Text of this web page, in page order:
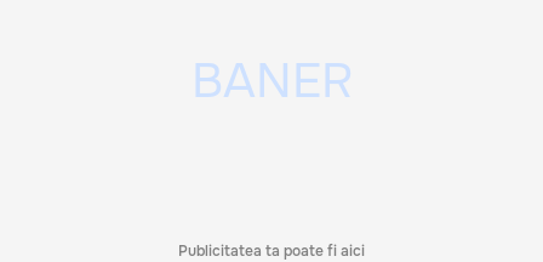
Publicitatea ta poate fi aici